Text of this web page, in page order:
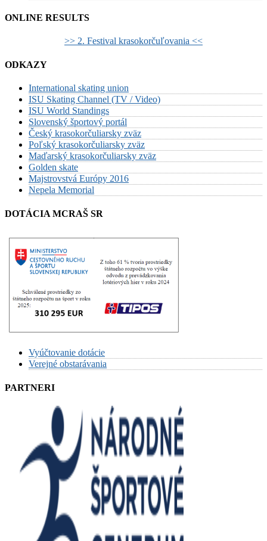
ONLINE RESULTS
>> 2. Festival krasokorčuľovania <<
ODKAZY
International skating union
ISU Skating Channel (TV / Video)
ISU World Standings
Slovenský športový portál
Český krasokorčuliarsky zväz
Poľský krasokorčuliarsky zväz
Maďarský krasokorčuliarsky zväz
Golden skate
Majstrovstvá Európy 2016
Nepela Memorial
DOTÁCIA MCRAŠ SR
Vyúčtovanie dotácie
Verejné obstarávania
PARTNERI